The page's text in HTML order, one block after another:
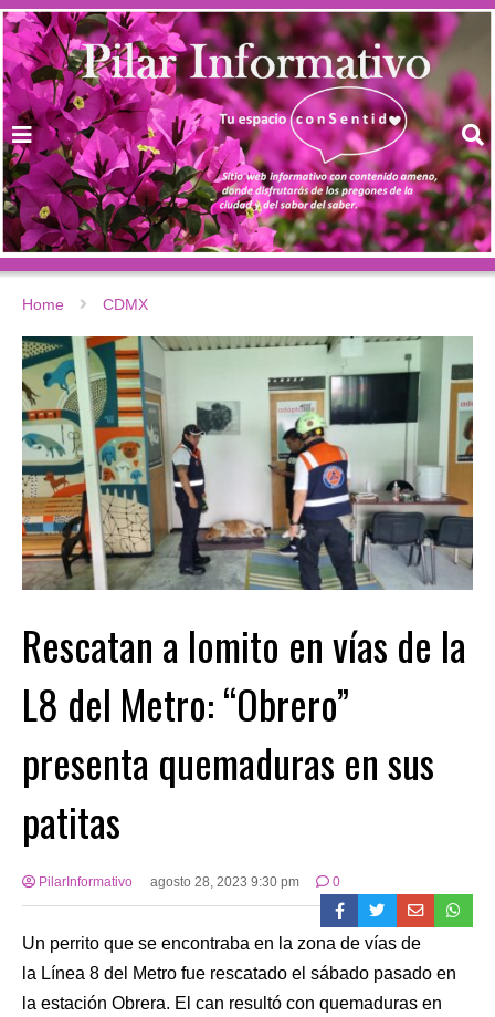
Home CDMX
Rescatan a lomito en vías de la
L8 del Metro: “Obrero”
presenta quemaduras en sus
patitas
PilarInformativo agosto 28, 2023 9:30 pm 0
Un perrito que se encontraba en la zona de vías de
la Línea 8 del Metro fue rescatado el sábado pasado en
la estación Obrera. El can resultó con quemaduras en